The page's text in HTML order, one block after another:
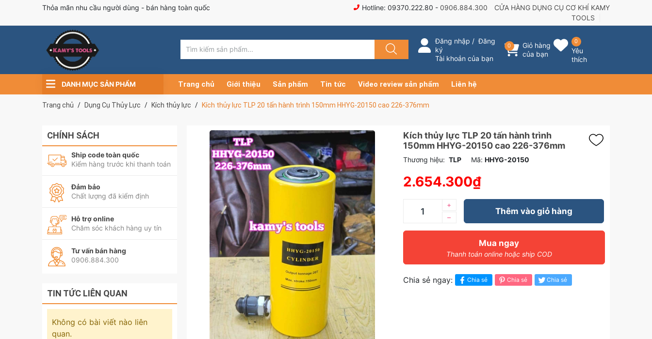
Thỏa mãn nhu cầu người dùng - bán hàng toàn quốc Hotline: 09370.222.80 - 0906.884.300
CỬA HÀNG DỤNG CỤ CƠ KHÍ KAMY
TOOLS
Đăng nhập /Đăng
ký
Tài khoản của bạn
0
Giỏ hàng
của bạn
0
Yêu
thích
DANH MỤC SẢN PHẨM Trang chủ Giới thiệu Sản phẩm Tin tức Video review sản phẩm Liên hệ
Trang chủ Dụng Cụ Thủy Lực Kích thủy lực Kích thủy lực TLP 20 tấn hành trình 150mm HHYG-20150 cao 226-376mm
Kích thủy lực TLP 20 tấn hành trình
150mm HHYG-20150 cao 226-376mm
Thương hiệu: TLP Mã: HHYG-20150
2.654.300₫
–
+
Thêm vào giỏ hàng
Mua ngay
Thanh toán online hoặc ship COD
Chia sẻ ngay: Chia sẻ Chia sẻ Chia sẻ
CHÍNH SÁCH
Ship code toàn quốc
Kiểm hàng trước khi thanh toán
Đảm bảo
Chất lượng đã kiểm định
Hỗ trợ online
Chăm sóc khách hàng uy tín
Tư vấn bán hàng
0906.884.300
TIN TỨC LIÊN QUAN
Không có bài viết nào liên
quan.